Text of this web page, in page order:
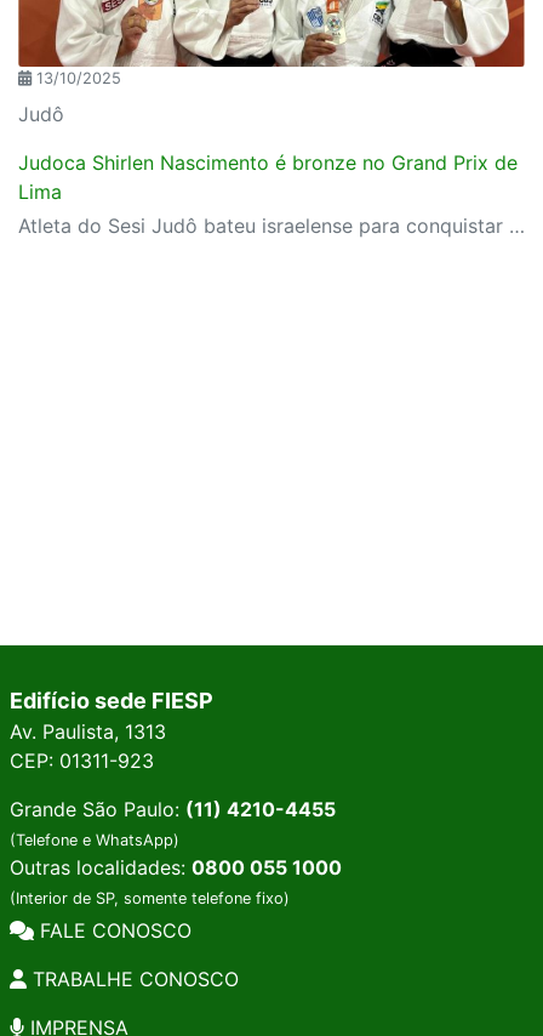
13/10/2025
Judô
Judoca Shirlen Nascimento é bronze no Grand Prix de
Lima
Atleta do Sesi Judô bateu israelense para conquistar sua quinta medalha internacional no ano
Edifício sede FIESP
Av. Paulista, 1313
CEP: 01311-923
Grande São Paulo: (11) 4210-4455
(Telefone e WhatsApp)
Outras localidades: 0800 055 1000
(Interior de SP, somente telefone fixo)
FALE CONOSCO
TRABALHE CONOSCO
IMPRENSA